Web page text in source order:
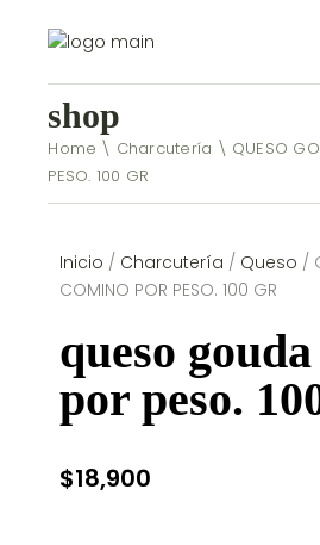
shop
Home Charcutería
QUESO
PESO. 100 GR
Inicio / Charcutería / Queso /
COMINO POR PESO. 100 GR
queso
por peso.
$18,900